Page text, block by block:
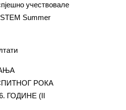
учествовале
Summer
РОКА
ГОДИНЕ (II